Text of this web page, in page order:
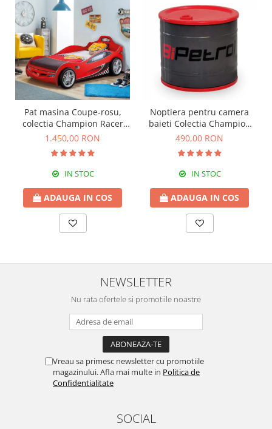
Pat masina Coupe-rosu,
colectia Champion Racer
90x190 Cm
1.450,00 RON
IN STOC
ADAUGA IN COS
Noptiera pentru camera
baieti Colectia Champion
Racer
490,00 RON
IN STOC
ADAUGA IN COS
NEWSLETTER
Nu rata ofertele si promotiile noastre
Vreau sa primesc newsletter cu promotiile
magazinului. Afla mai multe in Politica de
Confidentialitate
SOCIAL